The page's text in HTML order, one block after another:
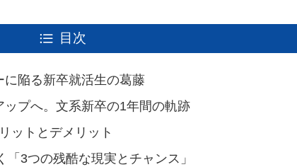
目次
に陥る新卒就活生の葛藤
ップへ。文系新卒の1年間の軌跡
ットとデメリット
3つの残酷な現実とチャンス」